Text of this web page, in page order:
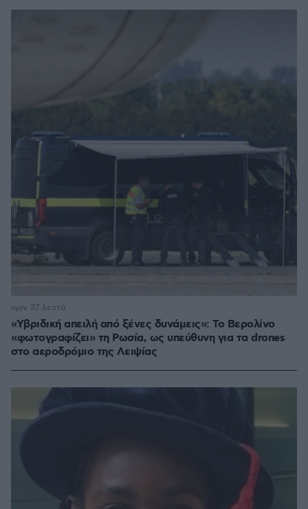
«Υβριδική απειλή από ξένες δυνάμεις»: Το Βερολίνο
«φωτογραφίζει» τη Ρωσία, ως υπεύθυνη για τα drones
στο αεροδρόμιο της Λειψίας
πριν 37 λεπτά